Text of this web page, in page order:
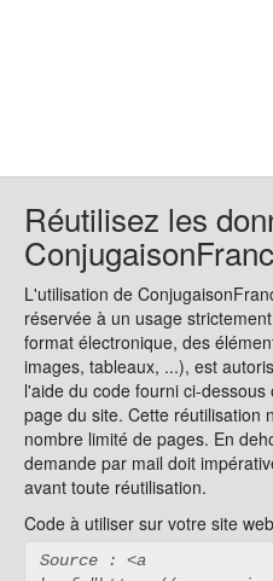
Réutilisez les
L'utilisation de
réservée à un usage
format électronique, des
images, tableaux, ...), est
l'aide du code fourni ci-
page du site. Cette réutilisation
nombre limité de pages. En
demande par mail doit
avant toute réutilisation.
Code à utiliser sur votre site